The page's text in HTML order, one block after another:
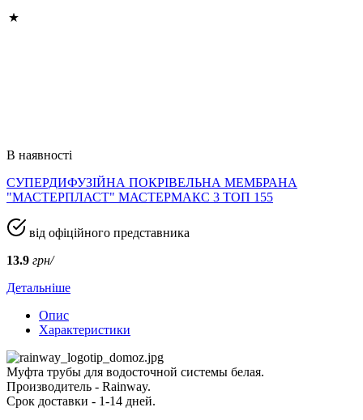
В наявності
СУПЕРДИФУЗІЙНА ПОКРІВЕЛЬНА МЕМБРАНА
"МАСТЕРПЛАСТ" МАСТЕРМАКС 3 ТОП 155
від офіційного представника
13.9 грн/
Детальніше
Опис
Характеристики
Муфта трубы для водосточной системы белая.
Производитель - Rainway.
Срок доставки - 1-14 дней.